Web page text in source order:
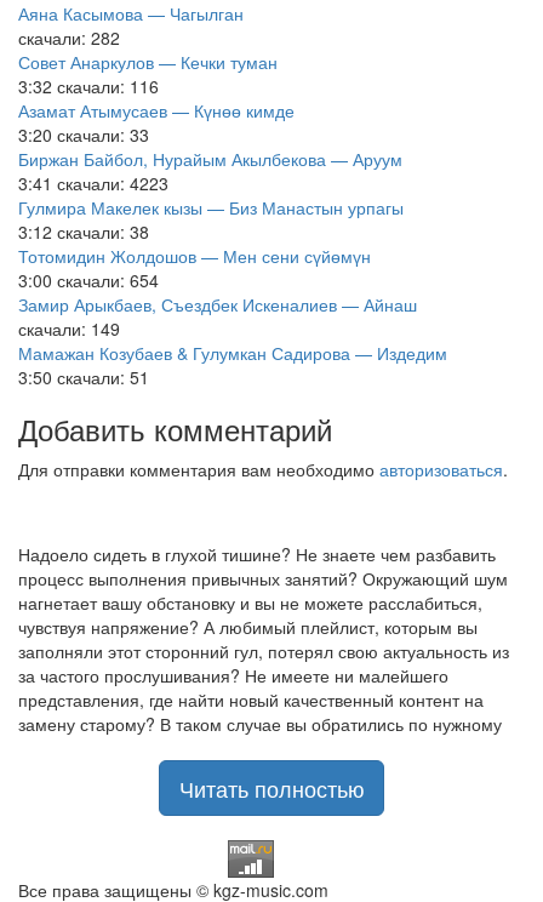
Аяна Касымова — Чагылган
скачали: 282
Совет Анаркулов — Кечки туман
3:32 скачали: 116
Азамат Атымусаев — Күнөө кимде
3:20 скачали: 33
Биржан Байбол, Нурайым Акылбекова — Аруум
3:41 скачали: 4223
Гулмира Макелек кызы — Биз Манастын урпагы
3:12 скачали: 38
Тотомидин Жолдошов — Мен сени сүйөмүн
3:00 скачали: 654
Замир Арыкбаев, Съездбек Искеналиев — Айнаш
скачали: 149
Мамажан Козубаев & Гулумкан Садирова — Издедим
3:50 скачали: 51
Добавить комментарий
Для отправки комментария вам необходимо авторизоваться.
Надоело сидеть в глухой тишине? Не знаете чем разбавить
процесс выполнения привычных занятий? Окружающий шум
нагнетает вашу обстановку и вы не можете расслабиться,
чувствуя напряжение? А любимый плейлист, которым вы
заполняли этот сторонний гул, потерял свою актуальность из
за частого прослушивания? Не имеете ни малейшего
представления, где найти новый качественный контент на
замену старому? В таком случае вы обратились по нужному
Музыкальный портал KGZ Musicс большой радостью
приветствует своих старых и новых слушателей! Специально
песен всех времён во всех жанровых стилистиках. Огромное
количество старых и новых треков, самые востребованные и
Читать полностью
Все права защищены © kgz-music.com